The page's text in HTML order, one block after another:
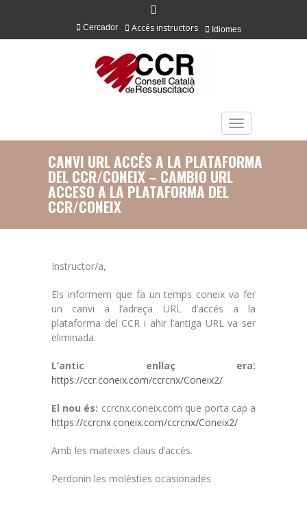
Idiomes
Accés instructors
Cercador
TOGGLE
CANVI URL ACCÉS A LA PLATAFORMA
DEL CCR/CONEIX – CAMBIO URL
ACCESO A LA PLATAFORMA DEL
CCR/CONEIX
Instructor/a,
Els informem que fa un temps coneix va fer
un canvi a l’adreça URL d’accés a la
plataforma del CCR i ahir l’antiga URL va ser
eliminada.
L’antic enllaç era:
https://ccr.coneix.com/ccrcnx/Coneix2/
El nou és: ccrcnx.coneix.com que porta cap a
https://ccrcnx.coneix.com/ccrcnx/Coneix2/
Amb les mateixes claus d’accés.
Perdonin les molèsties ocasionades